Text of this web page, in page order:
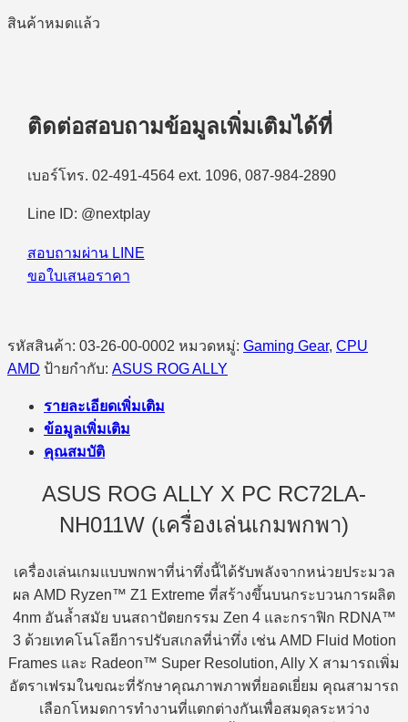
สินค้าหมดแล้ว
ติดต่อสอบถามข้อมูลเพิ่มเติมได้ที่
เบอร์โทร. 02-491-4564 ext. 1096, 087-984-2890
Line ID: @nextplay
สอบถามผ่าน LINE
ขอใบเสนอราคา
รหัสสินค้า: 03-26-00-0002 หมวดหมู่: Gaming Gear, CPU
AMD ป้ายกำกับ: ASUS ROG ALLY
รายละเอียดเพิ่มเติม
ข้อมูลเพิ่มเติม
คุณสมบัติ
ASUS ROG ALLY X PC RC72LA-
NH011W (เครื่องเล่นเกมพกพา)
เครื่องเล่นเกมแบบพกพาที่น่าทึ่งนี้ได้รับพลังจากหน่วยประมวล
ผล AMD Ryzen™ Z1 Extreme ที่สร้างขึ้นบนกระบวนการผลิต
4nm อันล้ำสมัย บนสถาปัตยกรรม Zen 4 และกราฟิก RDNA™
3 ด้วยเทคโนโลยีการปรับสเกลที่น่าทึ่ง เช่น AMD Fluid Motion
Frames และ Radeon™ Super Resolution, Ally X สามารถเพิ่ม
อัตราเฟรมในขณะที่รักษาคุณภาพภาพที่ยอดเยี่ยม คุณสามารถ
เลือกโหมดการทำงานที่แตกต่างกันเพื่อสมดุลระหว่าง